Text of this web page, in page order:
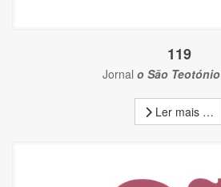
119
Jornal o São Teotónio
Ler mais …